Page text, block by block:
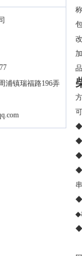
浦镇瑞福路196弄
◆
◆
◆
◆
◆
◆
◆